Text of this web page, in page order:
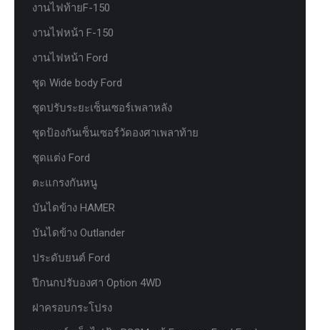
งานไฟท้ายF-150
งานไฟหน้า F-150
งานไฟหน้า Ford
ชุด Wide body Ford
ชุดปรับระยะเซ็นเซอร์เพลาหลัง
ชุดป้องกันเซ็นเซอร์วัดองศาเพลาท้าย
ชุดแต่ง Ford
ตะแกรงกันหนู
บันไดข้าง HAMER
บันไดข้าง Outlander
ประดับยนต์ Ford
ปีกนกปรับองศา Option 4WD
ฝาครอบกระโปรง